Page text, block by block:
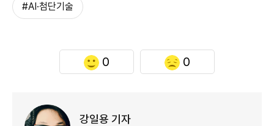
#AI·첨단기술
0 0
강일용 기자